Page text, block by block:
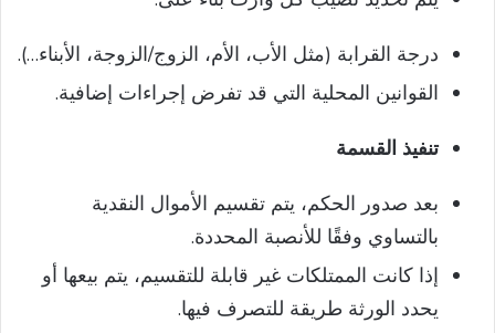
درجة القرابة (مثل الأب، الأم، الزوج/الزوجة، الأبناء…).
القوانين المحلية التي قد تفرض إجراءات إضافية.
تنفيذ القسمة
بعد صدور الحكم، يتم تقسيم الأموال النقدية
بالتساوي وفقًا للأنصبة المحددة.
إذا كانت الممتلكات غير قابلة للتقسيم، يتم بيعها أو
يحدد الورثة طريقة للتصرف فيها.